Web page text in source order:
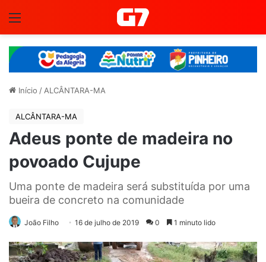
Início / ALCÂNTARA-MA
ALCÂNTARA-MA
Adeus ponte de madeira no
povoado Cujupe
Uma ponte de madeira será substituída por uma
bueira de concreto na comunidade
João Filho 16 de julho de 2019 0 1 minuto lido